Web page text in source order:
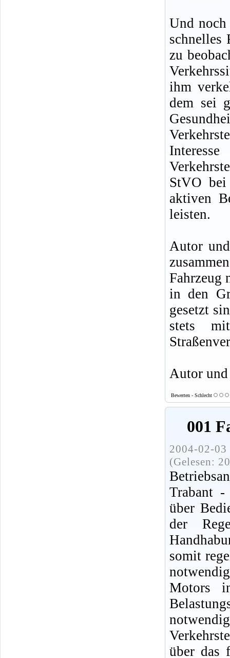
Und
schnelles
zu
ihm
dem sei
StVO
aktiven
leisten.
Autor
Fahrzeug
in den
gesetzt
stets
Autor
Bewerten - Schlecht
001
2004-02-
(Gelesen:
Trabant
über
der
somit
Motors
über das